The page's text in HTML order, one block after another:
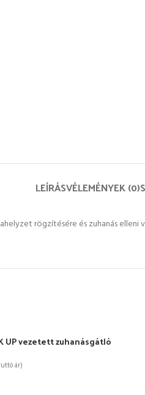
LEÍRÁSVÉLEMÉNYEK (0)
rögzítésére és zuhanás elleni
UP vezetett zuhanásgátló
ár)